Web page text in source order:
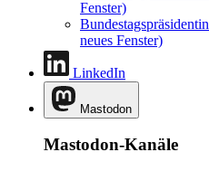
Fenster)
Bundestagspräsidentin
neues Fenster)
LinkedIn
Mastodon
Mastodon-Kanäle